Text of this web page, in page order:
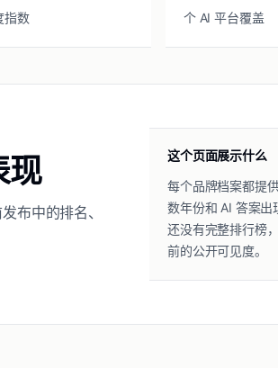
指数 个 AI 平台覆盖
现
布中的排名、
这个页面展示什么
每个品牌档案都提
数年份和 AI 答案出
还没有完整排行榜
前的公开可见度。